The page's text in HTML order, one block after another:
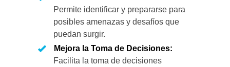
Permite identificar y prepararse para
posibles amenazas y desafíos que
puedan surgir.
Mejora la Toma de Decisiones:
Facilita la toma de decisiones